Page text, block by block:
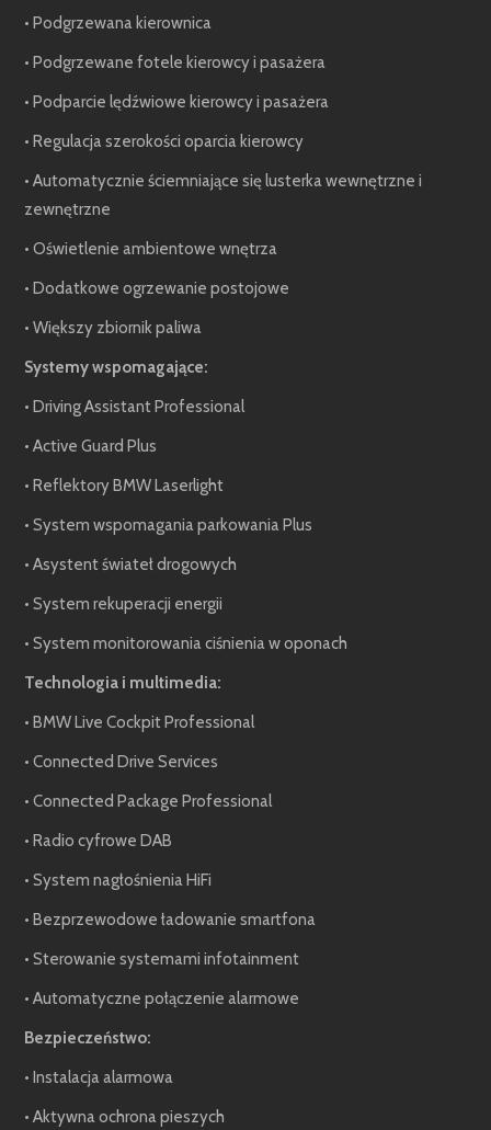
• Podgrzewana kierownica
• Podgrzewane fotele kierowcy i pasażera
• Podparcie lędźwiowe kierowcy i pasażera
• Regulacja szerokości oparcia kierowcy
• Automatycznie ściemniające się lusterka wewnętrzne i
zewnętrzne
• Oświetlenie ambientowe wnętrza
• Dodatkowe ogrzewanie postojowe
• Większy zbiornik paliwa
Systemy wspomagające:
• Driving Assistant Professional
• Active Guard Plus
• Reflektory BMW Laserlight
• System wspomagania parkowania Plus
• Asystent świateł drogowych
• System rekuperacji energii
• System monitorowania ciśnienia w oponach
Technologia i multimedia:
• BMW Live Cockpit Professional
• Connected Drive Services
• Connected Package Professional
• Radio cyfrowe DAB
• System nagłośnienia HiFi
• Bezprzewodowe ładowanie smartfona
• Sterowanie systemami infotainment
• Automatyczne połączenie alarmowe
Bezpieczeństwo:
• Instalacja alarmowa
• Aktywna ochrona pieszych